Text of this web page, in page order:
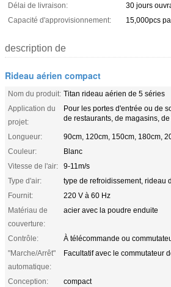
Délai de livraison:
30 jours
Capacité d'approvisionnement:
15,000pcs
description de
Rideau aérien compact
Nom du produit: Titan rideau aérien de 5 séries
Application du
projet:
Pour les portes d'entrée ou de
de restaurants, de magasins,
Longueur:
90cm, 120cm, 150cm, 180cm,
Couleur:
Blanc
Vitesse de l'air:
9-11m/s
Type d'air:
type de refroidissement, rideau
Fournit:
220 V à 60 Hz
Matériau de
couverture:
acier avec la poudre enduite
Contrôle:
À télécommande ou
"Marche/Arrêt"
automatique:
Facultatif avec le commutateur
Conception:
compact